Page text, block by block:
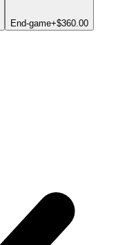
End-game+$360.00